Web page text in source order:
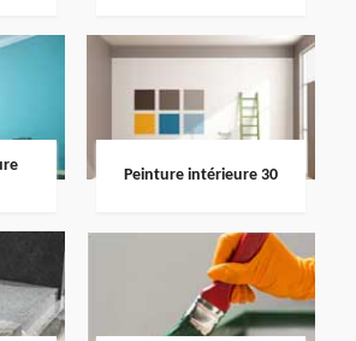
Peinture intérieure 30